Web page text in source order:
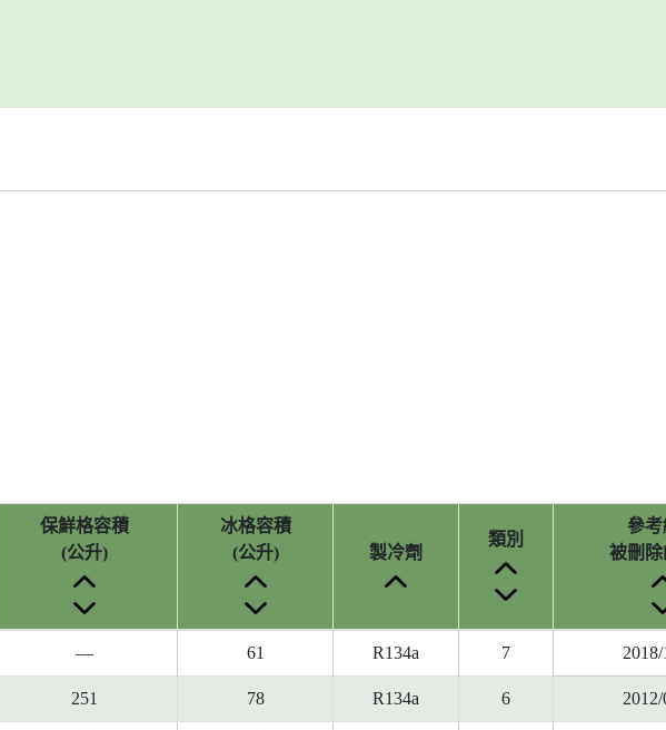
保鮮格容積
(公升)
冰格容積
(公升)
製冷劑
類別
參
被刪
— 61 R134a 7
251 78 R134a 6